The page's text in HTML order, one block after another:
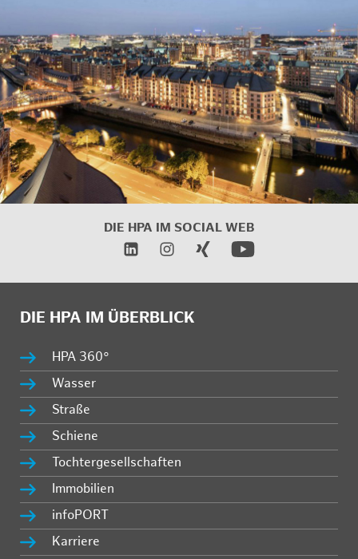
DIE HPA IM SOCIAL WEB
DIE HPA IM ÜBERBLICK
HPA 360°
Wasser
Straße
Schiene
Tochtergesellschaften
Immobilien
infoPORT
Karriere